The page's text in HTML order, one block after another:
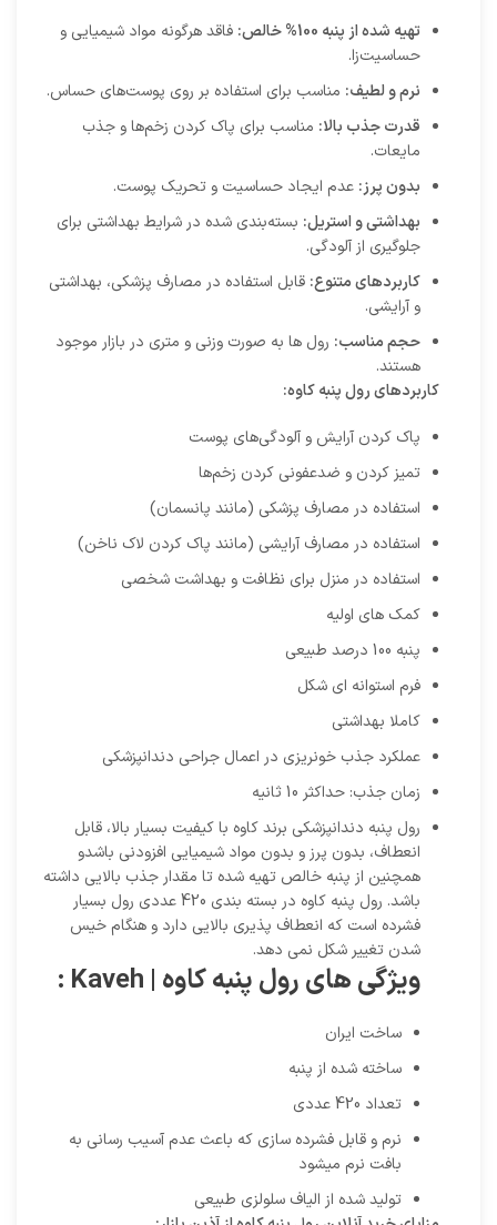
تهیه شده از پنبه 100% خالص:
فاقد هرگونه مواد شیمیایی و
حساسیت‌زا.
نرم و لطیف: مناسب برای استفاده بر روی پوست‌های حساس.
قدرت جذب بالا: مناسب برای پاک کردن زخم‌ها و جذب
مایعات.
بدون پرز: عدم ایجاد حساسیت و تحریک پوست.
بهداشتی و استریل: بسته‌بندی شده در شرایط بهداشتی برای
جلوگیری از آلودگی.
کاربردهای متنوع: قابل استفاده در مصارف پزشکی، بهداشتی
و آرایشی.
حجم مناسب: رول ها به صورت وزنی و متری در بازار موجود
هستند.
کاربردهای رول پنبه کاوه:
پاک کردن آرایش و آلودگی‌های پوست
تمیز کردن و ضدعفونی کردن زخم‌ها
استفاده در مصارف پزشکی (مانند پانسمان)
استفاده در مصارف آرایشی (مانند پاک کردن لاک ناخن)
استفاده در منزل برای نظافت و بهداشت شخصی
کمک های اولیه
پنبه 100 درصد طبیعی
فرم استوانه ای شکل
کاملا بهداشتی
عملکرد جذب خونریزی در اعمال جراحی دندانپزشکی
زمان جذب: حداکثر 10 ثانیه
رول پنبه دندانپزشکی برند کاوه با کیفیت بسیار بالا، قابل
انعطاف، بدون پرز و بدون مواد شیمیایی افزودنی باشدو
همچنین از پنبه خالص تهیه شده تا مقدار جذب بالایی داشته
باشد. رول پنبه کاوه در بسته بندی 420 عددی رول بسیار
فشرده است که انعطاف پذیری بالایی دارد و هنگام خیس
شدن تغییر شکل نمی دهد.
ویژگی های رول پنبه کاوه | Kaveh :
ساخت ایران
ساخته شده از پنبه
تعداد 420 عددی
نرم و قابل فشرده سازی که باعث عدم آسیب رسانی به
بافت نرم میشود
تولید شده از الیاف سلولزی طبیعی